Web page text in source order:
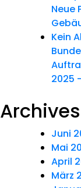
Neue
Kein
2025
Archives
Juni
Mai
April
März